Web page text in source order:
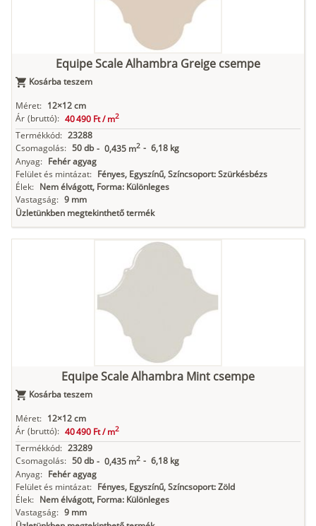
Equipe Scale Alhambra Greige csempe
Kosárba teszem
Méret: 12×12 cm
Ár (bruttó): 40 490 Ft /m2
Termékkód: 23288
Csomagolás: 50 db - 0,435 m2 - 6,18 kg
Anyag: Fehér agyag
Felület és mintázat: Fényes, Egyszínű, Színcsoport: Szürkésbézs
Élek: Nem élvágott, Forma: Különleges
Vastagság: 9 mm
Üzletünkben megtekinthető termék
Equipe Scale Alhambra Mint csempe
Kosárba teszem
Méret: 12×12 cm
Ár (bruttó): 40 490 Ft /m2
Termékkód: 23289
Csomagolás: 50 db - 0,435 m2 - 6,18 kg
Anyag: Fehér agyag
Felület és mintázat: Fényes, Egyszínű, Színcsoport: Zöld
Élek: Nem élvágott, Forma: Különleges
Vastagság: 9 mm